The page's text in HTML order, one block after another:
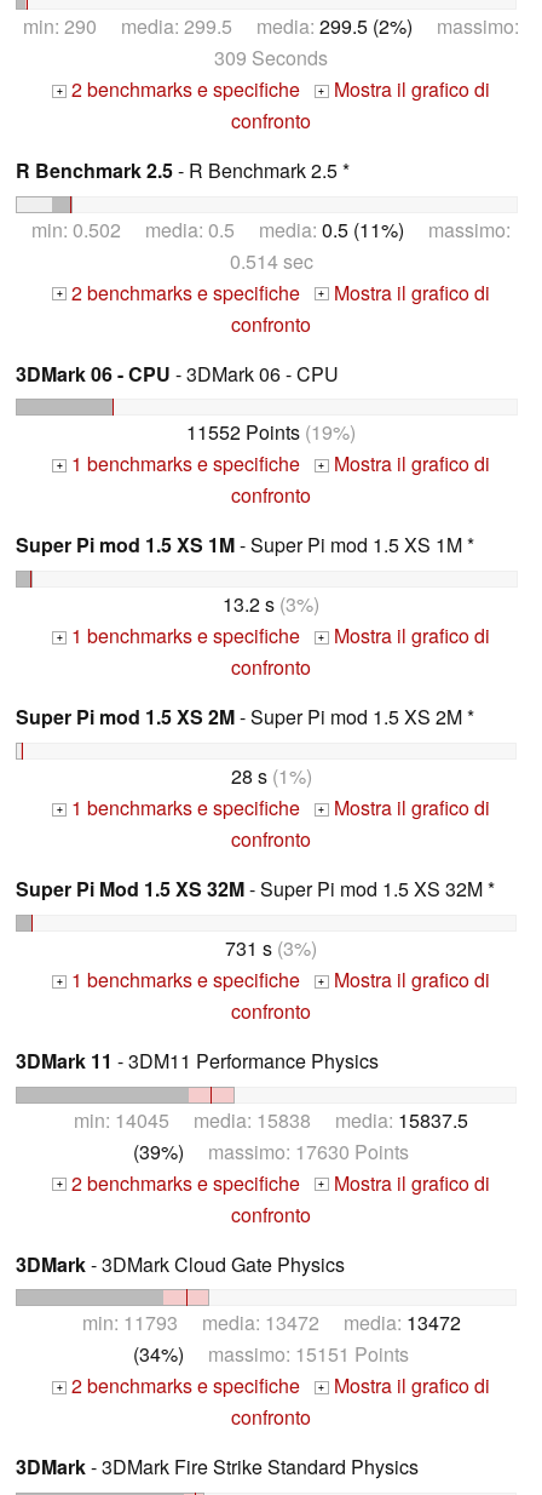
min: 290 media: 299.5 media: 299.5 (2%) massimo:
309 Seconds
+ 2 benchmarks e specifiche + Mostra il grafico di
confronto
R Benchmark 2.5- R Benchmark 2.5 *
min: 0.502 media: 0.5 media: 0.5 (11%) massimo:
0.514 sec
+ 2 benchmarks e specifiche + Mostra il grafico di
confronto
3DMark 06 - CPU - 3DMark 06 - CPU
11552 Points (19%)
+ 1 benchmarks e specifiche + Mostra il grafico di
confronto
Super Pi mod 1.5 XS 1M- Super Pi mod 1.5 XS 1M *
13.2 s (3%)
+ 1 benchmarks e specifiche + Mostra il grafico di
confronto
Super Pi mod 1.5 XS 2M- Super Pi mod 1.5 XS 2M *
28 s(1%)
+ 1 benchmarks e specifiche + Mostra il grafico di
confronto
Super Pi Mod 1.5 XS 32M- Super Pi mod 1.5 XS 32M *
731 s (3%)
+ 1 benchmarks e specifiche + Mostra il grafico di
confronto
3DMark 11 - 3DM11 Performance Physics
min: 14045 media: 15838 media: 15837.5
(39%) massimo: 17630 Points
+ 2 benchmarks e specifiche + Mostra il grafico di
confronto
3DMark- 3DMark Cloud Gate Physics
min: 11793 media: 13472 media: 13472
(34%) massimo: 15151 Points
+ 2 benchmarks e specifiche + Mostra il grafico di
confronto
3DMark- 3DMark Fire Strike Standard Physics